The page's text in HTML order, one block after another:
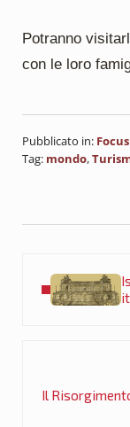
Potranno
con le loro
Pubblicato in: Focus
Tag: mondo,
Il